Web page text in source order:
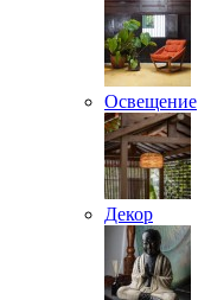
Освещение
Декор